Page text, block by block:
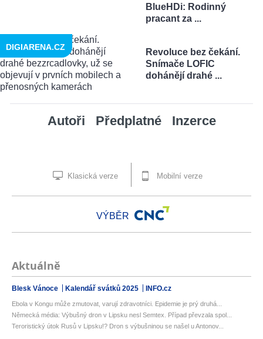
BlueHDi: Rodinný
pracant za ...
Revoluce bez čekání.
Snímače LOFIC
dohánějí drahé ...
DIGIARENA.CZ
Autoři Předplatné Inzerce
Klasická verze Mobilní verze
VÝBĚR
Aktuálně
Blesk Vánoce Kalendář svátků 2025 INFO.cz
Ebola v Kongu může zmutovat, varují zdravotníci. Epidemie je prý druhá...
Německá média: Výbušný dron v Lipsku nesl Semtex. Případ převzala spol...
Teroristický útok Rusů v Lipsku!? Dron s výbušninou se našel u Antonov...